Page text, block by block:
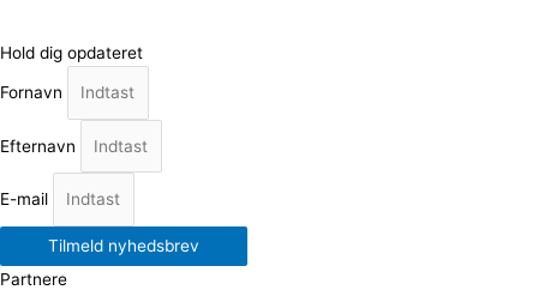
Hold dig opdateret
Fornavn
Efternavn
E-mail
Tilmeld nyhedsbrev
Partnere